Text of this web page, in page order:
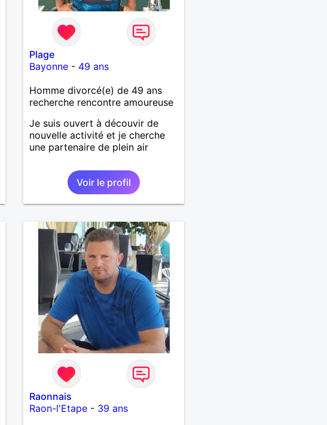
Plage
Bayonne - 49 ans
Homme divorcé(e) de 49 ans
recherche rencontre amoureuse
Je suis ouvert à découvir de
nouvelle activité et je cherche
une partenaire de plein air
Voir le profil
Raonnais
Raon-l'Etape - 39 ans